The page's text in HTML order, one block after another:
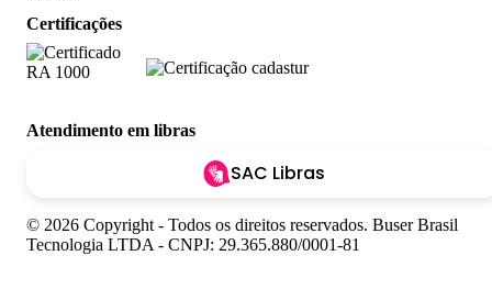
Certificações
Atendimento em libras
SAC Libras
© 2026 Copyright - Todos os direitos reservados. Buser Brasil
Tecnologia LTDA - CNPJ: 29.365.880/0001-81